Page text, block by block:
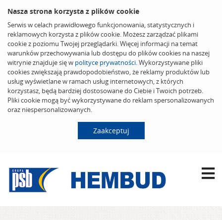
Nasza strona korzysta z plików cookie
Serwis w celach prawidłowego funkcjonowania, statystycznych i
reklamowych korzysta z plików cookie. Możesz zarządzać plikami
cookie z poziomu Twojej przeglądarki. Więcej informacji na temat
warunków przechowywania lub dostępu do plików cookies na naszej
witrynie znajduje się w polityce prywatności. Wykorzystywane pliki
cookies zwiększają prawdopodobieństwo, że reklamy produktów lub
usług wyświetlane w ramach usług internetowych, z których
korzystasz, będą bardziej dostosowane do Ciebie i Twoich potrzeb.
Pliki cookie mogą być wykorzystywane do reklam spersonalizowanych
oraz niespersonalizowanych.
Zaakceptuj